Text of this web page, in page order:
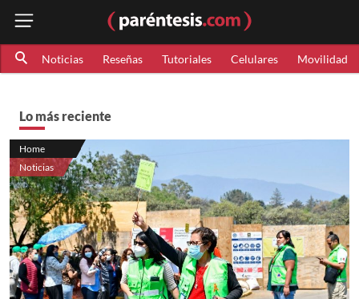
Noticias Reseñas Tutoriales Celulares Movilidad
Lo más reciente
Home
Noticias